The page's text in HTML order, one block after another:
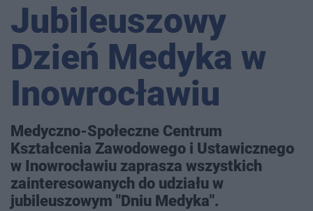
Jubileuszowy
Dzień Medyka w
Inowrocławiu
Medyczno-Społeczne Centrum
Kształcenia Zawodowego i Ustawicznego
w Inowrocławiu zaprasza wszystkich
zainteresowanych do udziału w
jubileuszowym "Dniu Medyka".